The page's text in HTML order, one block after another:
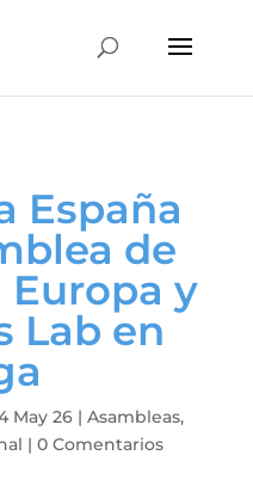
España
de
y
Lab en
May 26| Asambleas,
|0 Comentarios